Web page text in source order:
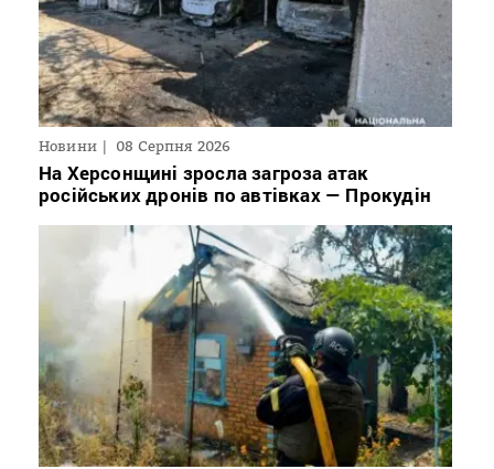
Новини 08 Серпня 2026
На Херсонщині зросла загроза атак
російських дронів по автівках — Прокудін